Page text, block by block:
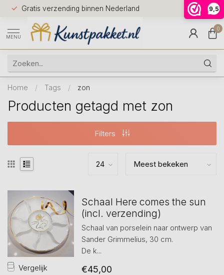
9,5
Gratis verzending binnen Nederland
Voor
huis
9.5
MENU
0
Home / Tags / zon
Producten getagd met zon
Filters
Vergelijk
Schaal Here comes the sun
(incl. verzending)
Schaal van porselein naar ontwerp van
Sander Grimmelius, 30 cm.
De k...
€45,00